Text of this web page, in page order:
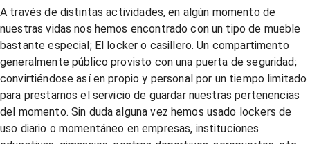
A través de distintas actividades, en algún momento de
nuestras vidas nos hemos encontrado con un tipo de mueble
bastante especial; El locker o casillero. Un compartimento
generalmente público provisto con una puerta de seguridad;
convirtiéndose así en propio y personal por un tiempo limitado
para prestarnos el servicio de guardar nuestras pertenencias
del momento. Sin duda alguna vez hemos usado lockers de
uso diario o momentáneo en empresas, instituciones